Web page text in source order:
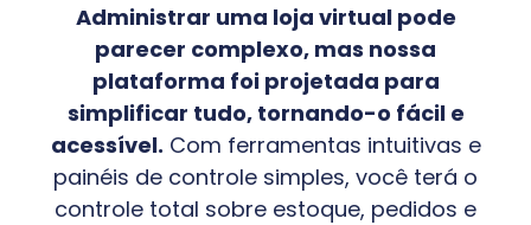
Administrar uma loja virtual pode
parecer complexo, mas nossa
plataforma foi projetada para
simplificar tudo, tornando-o fácil e
acessível. Com ferramentas intuitivas e
painéis de controle simples, você terá o
controle total sobre estoque, pedidos e